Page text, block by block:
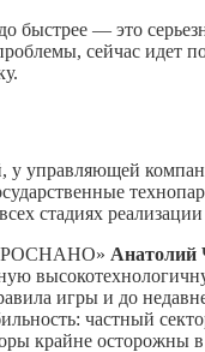
быстрее — это
сейчас идет
у управляющей
стадиях реализации
«РОСНАНО» Анатолий
игры и до
частный
крайне осторожны